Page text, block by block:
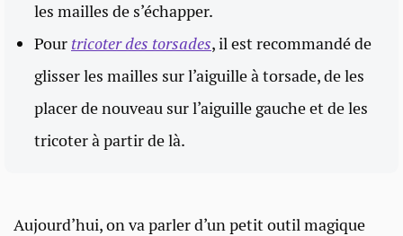
les mailles de s’échapper.
Pour tricoter des torsades, il est recommandé de
glisser les mailles sur l’aiguille à torsade, de les
placer de nouveau sur l’aiguille gauche et de les
tricoter à partir de là.
Aujourd’hui, on va parler d’un petit outil magique